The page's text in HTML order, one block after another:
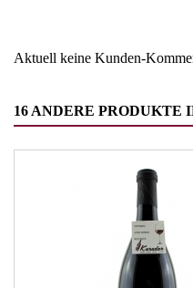
Aktuell keine Kunden-
16 ANDERE PRODUKTE